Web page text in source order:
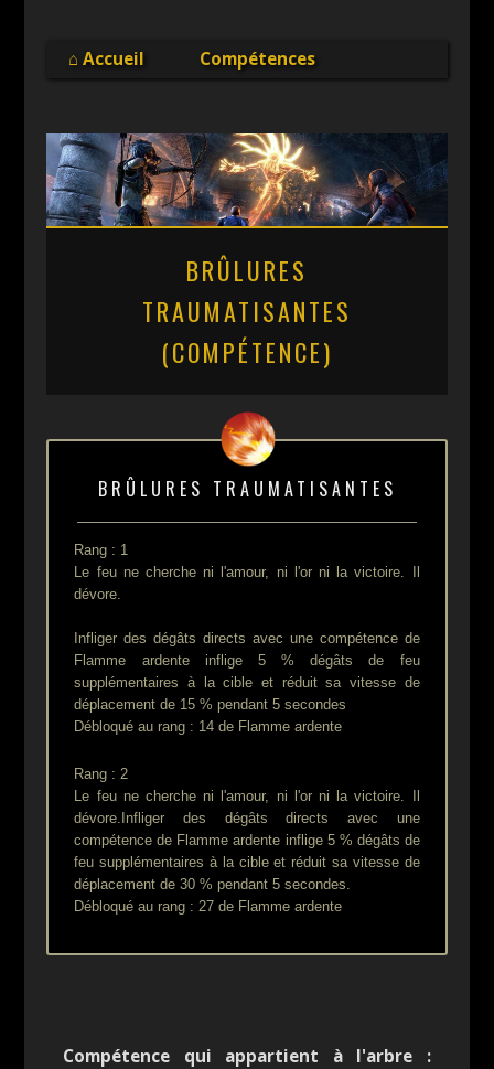
⌂ Accueil Compétences
BRÛLURES
TRAUMATISANTES
(COMPÉTENCE)
BRÛLURES TRAUMATISANTES
Rang : 1
Le feu ne cherche ni l'amour, ni l'or ni la victoire. Il
dévore.
Infliger des dégâts directs avec une compétence de
Flamme ardente inflige 5 % dégâts de feu
supplémentaires à la cible et réduit sa vitesse de
déplacement de 15 % pendant 5 secondes
Débloqué au rang : 14 de Flamme ardente
Rang : 2
Le feu ne cherche ni l'amour, ni l'or ni la victoire. Il
dévore.Infliger des dégâts directs avec une
compétence de Flamme ardente inflige 5 % dégâts de
feu supplémentaires à la cible et réduit sa vitesse de
déplacement de 30 % pendant 5 secondes.
Débloqué au rang : 27 de Flamme ardente
Compétence qui appartient à l'arbre :